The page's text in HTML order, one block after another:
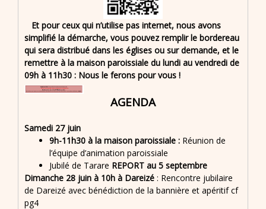
Et pour ceux qui n’utilise pas internet, nous avons
simplifié la démarche, vous pouvez remplir le bordereau
qui sera distribué dans les églises ou sur demande, et le
remettre à la maison paroissiale du lundi au vendredi de
09h à 11h30 : Nous le ferons pour vous !
AGENDA
Samedi 27 juin
9h-11h30 à la maison paroissiale : Réunion de
l’équipe d’animation paroissiale
Jubilé de Tarare REPORT au 5 septembre
Dimanche 28 juin à 10h à Dareizé : Rencontre jubilaire
de Dareizé avec bénédiction de la bannière et apéritif cf
pg4